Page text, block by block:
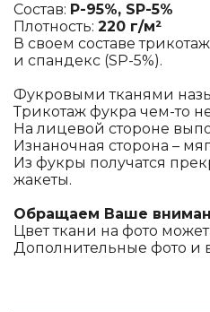
Состав: P-95%, SP-5%
Плотность: 220 г/м²
В своем составе
и спандекс (SP-5%).
Фукровыми тканями
Трикотаж фукра чем-то
На лицевой стороне
Изнаночная сторона –
Из фукры получатся
жакеты.
Обращаем Ваше
Цвет ткани на фото
Дополнительные фото и